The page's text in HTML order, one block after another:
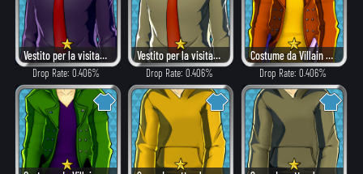
Vestito per la visita a casa (Villain)
Drop Rate: 0.406%
Vestito per la visita a casa (Combattimento)
Drop Rate: 0.406%
Costume da Villain (Rovente)
Drop Rate: 0.406%